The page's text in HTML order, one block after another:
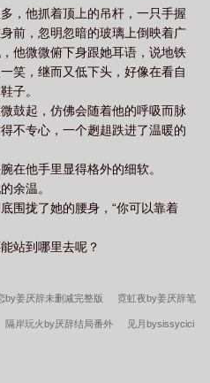
，他抓着顶上的吊杆，一只手握
前，忽明忽暗的玻璃上倒映着广
他微微俯下身跟她耳语，说地铁
笑，继而又低下头，好像在看自
子。
鼓起，仿佛会随着他的呼吸而脉
不专心，一个趔趄跌进了温暖的
在他手里显得格外的细软。
余温。
围拢了她的腰身，“你可以靠着
站到哪里去呢？
by姜厌辞未删减完整版 霓虹夜by姜厌辞笔
隔岸玩火by厌辞结局番外 见月bysissycici